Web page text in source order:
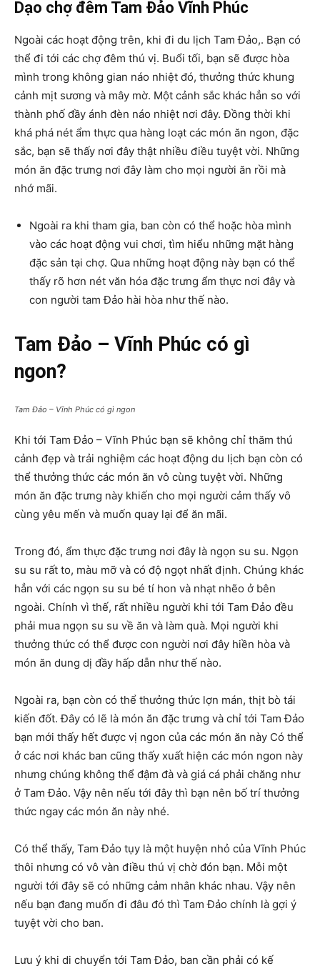
Dạo chợ đêm Tam Đảo Vĩnh Phúc
Ngoài các hoạt động trên, khi đi du lịch Tam Đảo,. Bạn có
thể đi tới các chợ đêm thú vị. Buổi tối, bạn sẽ được hòa
mình trong không gian náo nhiệt đó, thưởng thức khung
cảnh mịt sương và mây mờ. Một cảnh sắc khác hẳn so với
thành phố đầy ánh đèn náo nhiệt nơi đây. Đồng thời khi
khá phá nét ẩm thực qua hàng loạt các món ăn ngon, đặc
sắc, bạn sẽ thấy nơi đây thật nhiều điều tuyệt vời. Những
món ăn đặc trưng nơi đây làm cho mọi người ăn rồi mà
nhớ mãi.
Ngoài ra khi tham gia, ban còn có thể hoặc hòa mình
vào các hoạt động vui chơi, tìm hiểu những mặt hàng
đặc sản tại chợ. Qua những hoạt động này bạn có thể
thấy rõ hơn nét văn hóa đặc trưng ẩm thực nơi đây và
con người tam Đảo hài hòa như thế nào.
Tam Đảo – Vĩnh Phúc có gì
ngon?
Tam Đảo – Vĩnh Phúc có gì ngon
Khi tới Tam Đảo – Vĩnh Phúc bạn sẽ không chỉ thăm thú
cảnh đẹp và trải nghiệm các hoạt động du lịch bạn còn có
thể thưởng thức các món ăn vô cùng tuyệt vời. Những
món ăn đặc trưng này khiến cho mọi người cảm thấy vô
cùng yêu mến và muốn quay lại để ăn mãi.
Trong đó, ẩm thực đặc trưng nơi đây là ngọn su su. Ngọn
su su rất to, màu mỡ và có độ ngọt nhất định. Chúng khác
hẳn với các ngọn su su bé tí hon và nhạt nhẽo ở bên
ngoài. Chính vì thế, rất nhiều người khi tới Tam Đảo đều
phải mua ngọn su su về ăn và làm quà. Mọi người khi
thưởng thức có thể được con người nơi đây hiền hòa và
món ăn dung dị đầy hấp dẫn như thế nào.
Ngoài ra, bạn còn có thể thưởng thức lợn mán, thịt bò tái
kiến đốt. Đây có lẽ là món ăn đặc trưng và chỉ tới Tam Đảo
bạn mới thấy hết được vị ngon của các món ăn này Có thể
ở các nơi khác ban cũng thấy xuất hiện các món ngon này
nhưng chúng không thể đậm đà và giá cá phải chăng như
ở Tam Đảo. Vậy nên nếu tới đây thì bạn nên bố trí thưởng
thức ngay các món ăn này nhé.
Có thể thấy, Tam Đảo tụy là một huyện nhỏ của Vĩnh Phúc
thôi nhưng có vô vàn điều thú vị chờ đón bạn. Mỗi một
người tới đây sẽ có những cảm nhân khác nhau. Vậy nên
nếu bạn đang muốn đi đâu đó thì Tam Đảo chính là gợi ý
tuyệt vời cho ban.
Lưu ý khi di chuyển tới Tam Đảo, ban cần phải có kế